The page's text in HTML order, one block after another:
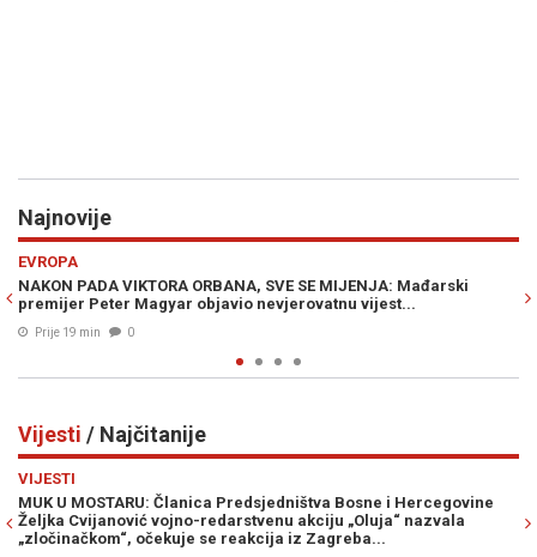
Najnovije
MIJENJA: Mađarski
vijest...
"TRESLO SE JAKO; KAO BOMBA...": Novi
treslo se tlo kod Dubrovnika...
Vijesti / Najčitanije
Bosne i Hercegovine
„Oluja“ nazvala
VRIJEME SE MIJENJA: Vrhunac
stiže osvježenje, već od..
05. Avg. 2026 0